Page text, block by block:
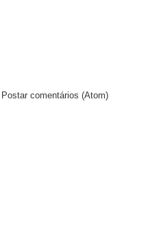
Postar comentários (Atom)